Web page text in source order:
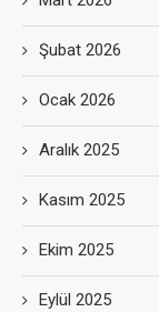
Şubat 2026
Ocak 2026
Aralık 2025
Kasım 2025
Ekim 2025
Eylül 2025